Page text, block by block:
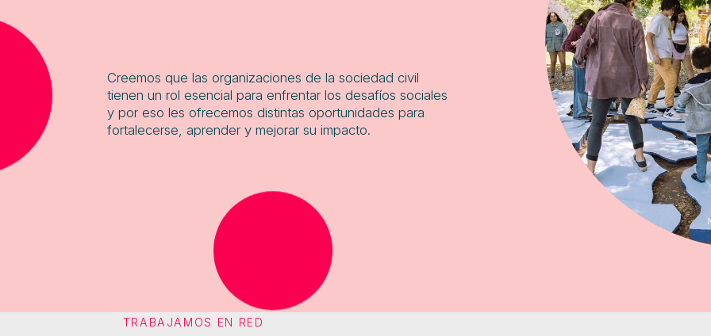
Creemos que las organizaciones de la sociedad civil
tienen un rol esencial para enfrentar los desafíos sociales
y por eso les ofrecemos distintas oportunidades para
fortalecerse, aprender y mejorar su impacto.
TRABAJAMOS EN RED